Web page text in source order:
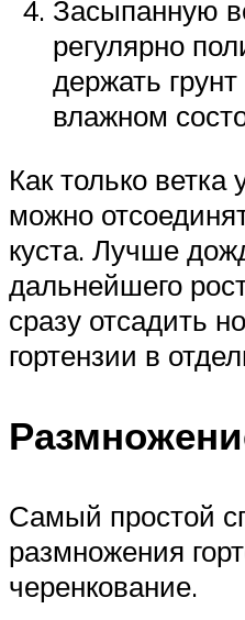
Засыпанную
регулярно
держать
влажном
Как только ветка
можно
куста. Лучше
дальнейшего
сразу отсадить
гортензии в
Самый простой
размножения
черенкование.